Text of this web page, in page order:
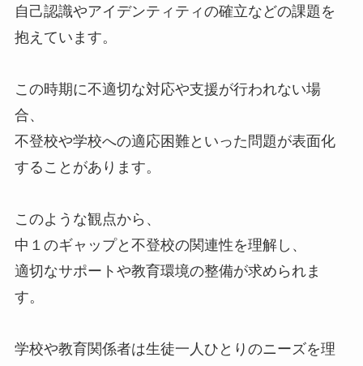
自己認識やアイデンティティの確立などの課題を
抱えています。
この時期に不適切な対応や支援が行われない場
合、
不登校や学校への適応困難といった問題が表面化
することがあります。
このような観点から、
中１のギャップと不登校の関連性を理解し、
適切なサポートや教育環境の整備が求められま
す。
学校や教育関係者は生徒一人ひとりのニーズを理